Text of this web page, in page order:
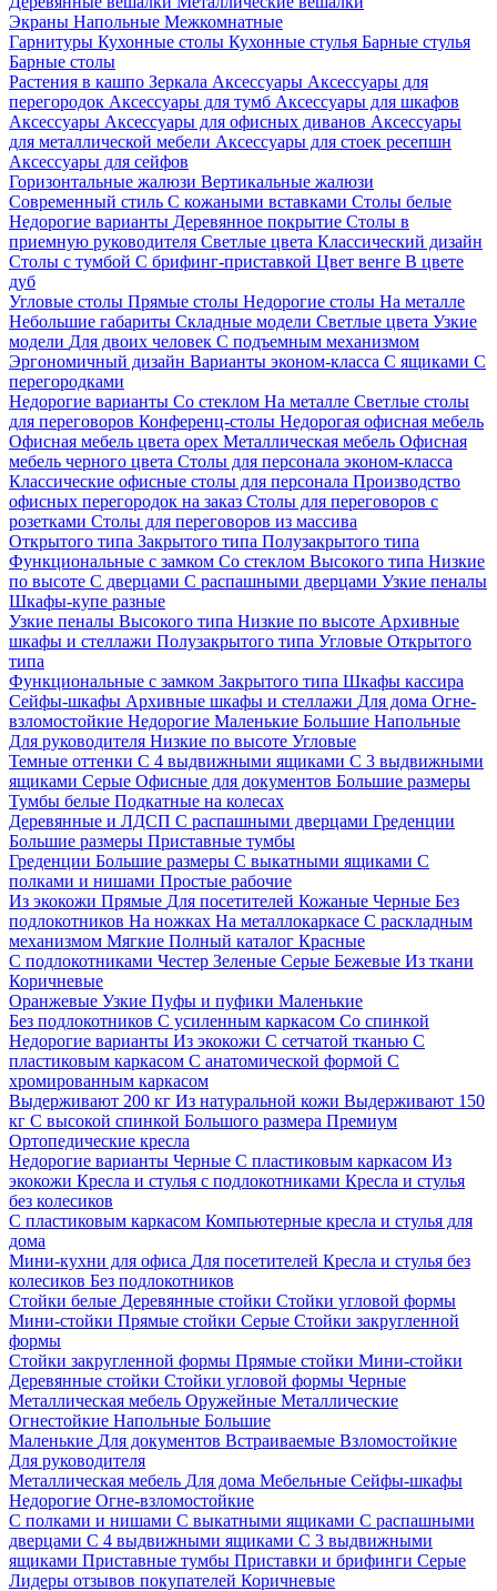
Экраны Напольные Межкомнатные
Гарнитуры Кухонные столы Кухонные стулья Барные стулья
Барные столы
Растения в кашпо Зеркала Аксессуары Аксессуары для
перегородок Аксессуары для тумб Аксессуары для шкафов
Аксессуары Аксессуары для офисных диванов Аксессуары
для металлической мебели Аксессуары для стоек ресепшн
Аксессуары для сейфов
Горизонтальные жалюзи Вертикальные жалюзи
Современный стиль С кожаными вставками Столы белые
Недорогие варианты Деревянное покрытие Столы в
приемную руководителя Светлые цвета Классический дизайн
Столы с тумбой С брифинг-приставкой Цвет венге В цвете
дуб
Угловые столы Прямые столы Недорогие столы На металле
Небольшие габариты Складные модели Светлые цвета Узкие
модели Для двоих человек С подъемным механизмом
Эргономичный дизайн Варианты эконом-класса С ящиками С
перегородками
Недорогие варианты Со стеклом На металле Светлые столы
для переговоров Конференц-столы Недорогая офисная мебель
Офисная мебель цвета орех Металлическая мебель Офисная
мебель черного цвета Столы для персонала эконом-класса
Классические офисные столы для персонала Производство
офисных перегородок на заказ Столы для переговоров с
розетками Столы для переговоров из массива
Открытого типа Закрытого типа Полузакрытого типа
Функциональные с замком Со стеклом Высокого типа Низкие
по высоте С дверцами С распашными дверцами Узкие пеналы
Шкафы-купе разные
Узкие пеналы Высокого типа Низкие по высоте Архивные
шкафы и стеллажи Полузакрытого типа Угловые Открытого
типа
Функциональные с замком Закрытого типа Шкафы кассира
Сейфы-шкафы Архивные шкафы и стеллажи Для дома Огне-
взломостойкие Недорогие Маленькие Большие Напольные
Для руководителя Низкие по высоте Угловые
Темные оттенки С 4 выдвижными ящиками С 3 выдвижными
ящиками Серые Офисные для документов Большие размеры
Тумбы белые Подкатные на колесах
Деревянные и ЛДСП С распашными дверцами Греденции
Большие размеры Приставные тумбы
Греденции Большие размеры С выкатными ящиками С
полками и нишами Простые рабочие
Из экокожи Прямые Для посетителей Кожаные Черные Без
подлокотников На ножках На металлокаркасе С раскладным
механизмом Мягкие Полный каталог Красные
С подлокотниками Честер Зеленые Серые Бежевые Из ткани
Коричневые
Оранжевые Узкие Пуфы и пуфики Маленькие
Без подлокотников С усиленным каркасом Со спинкой
Недорогие варианты Из экокожи С сетчатой тканью С
пластиковым каркасом С анатомической формой С
хромированным каркасом
Выдерживают 200 кг Из натуральной кожи Выдерживают 150
кг С высокой спинкой Большого размера Премиум
Ортопедические кресла
Недорогие варианты Черные С пластиковым каркасом Из
экокожи Кресла и стулья с подлокотниками Кресла и стулья
без колесиков
С пластиковым каркасом Компьютерные кресла и стулья для
дома
Мини-кухни для офиса Для посетителей Кресла и стулья без
колесиков Без подлокотников
Стойки белые Деревянные стойки Стойки угловой формы
Мини-стойки Прямые стойки Серые Стойки закругленной
формы
Стойки закругленной формы Прямые стойки Мини-стойки
Деревянные стойки Стойки угловой формы Черные
Металлическая мебель Оружейные Металлические
Огнестойкие Напольные Большие
Маленькие Для документов Встраиваемые Взломостойкие
Для руководителя
Металлическая мебель Для дома Мебельные Сейфы-шкафы
Недорогие Огне-взломостойкие
С полками и нишами С выкатными ящиками С распашными
дверцами С 4 выдвижными ящиками С 3 выдвижными
ящиками Приставные тумбы Приставки и брифинги Серые
Лидеры отзывов покупателей Коричневые